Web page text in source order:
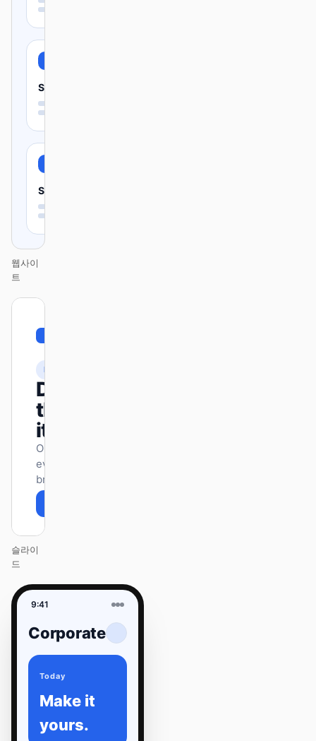
Secure
Simple
웹사이
트
KEYNOTE
Design
that ships
itself.
One DESIGN.md —
every surface on-
brand.
슬라이
드
9:41
Corporate
Today
Make it
yours.